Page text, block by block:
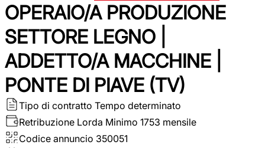
OPERAIO/A PRODUZIONE
SETTORE LEGNO |
ADDETTO/A MACCHINE |
PONTE DI PIAVE (TV)
Tipo di contratto Tempo determinato
Retribuzione Lorda Minimo 1753 mensile
Codice annuncio 350051